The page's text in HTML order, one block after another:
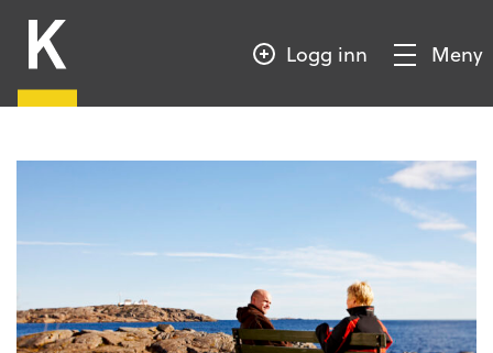
HOVEDINNHOLD
KompetansebroenLogg inn
Vis/SkjulMeny